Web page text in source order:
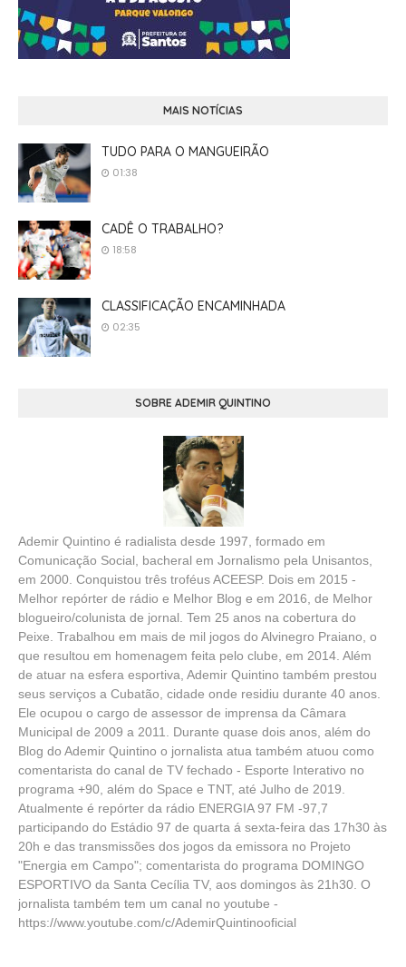
MAIS NOTÍCIAS
TUDO PARA O MANGUEIRÃO
01:38
CADÊ O TRABALHO?
18:58
CLASSIFICAÇÃO ENCAMINHADA
02:35
SOBRE ADEMIR QUINTINO
Ademir Quintino é radialista desde 1997, formado em
Comunicação Social, bacheral em Jornalismo pela Unisantos,
em 2000. Conquistou três troféus ACEESP. Dois em 2015 -
Melhor repórter de rádio e Melhor Blog e em 2016, de Melhor
blogueiro/colunista de jornal. Tem 25 anos na cobertura do
Peixe. Trabalhou em mais de mil jogos do Alvinegro Praiano, o
que resultou em homenagem feita pelo clube, em 2014. Além
de atuar na esfera esportiva, Ademir Quintino também prestou
seus serviços a Cubatão, cidade onde residiu durante 40 anos.
Ele ocupou o cargo de assessor de imprensa da Câmara
Municipal de 2009 a 2011. Durante quase dois anos, além do
Blog do Ademir Quintino o jornalista atua também atuou como
comentarista do canal de TV fechado - Esporte Interativo no
programa +90, além do Space e TNT, até Julho de 2019.
Atualmente é repórter da rádio ENERGIA 97 FM -97,7
participando do Estádio 97 de quarta á sexta-feira das 17h30 às
20h e das transmissões dos jogos da emissora no Projeto
"Energia em Campo"; comentarista do programa DOMINGO
ESPORTIVO da Santa Cecília TV, aos domingos às 21h30. O
jornalista também tem um canal no youtube -
https://www.youtube.com/c/AdemirQuintinooficial